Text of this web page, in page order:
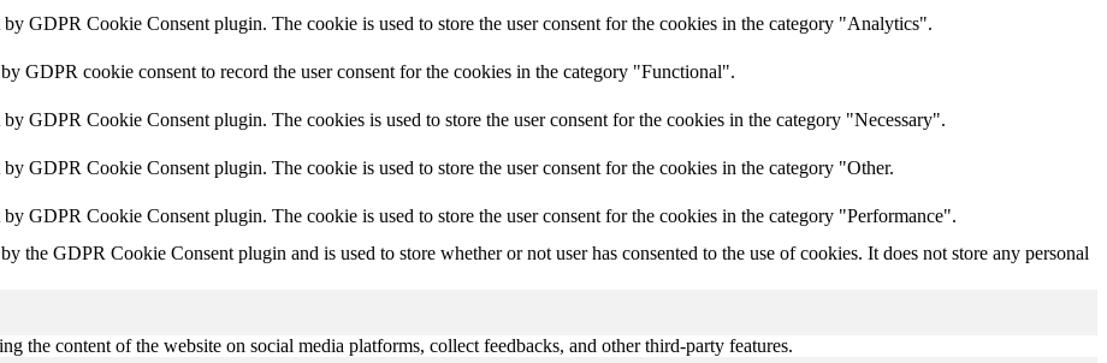
GDPR Cookie Consent plugin. The cookie is used to store the user consent for the cookies in the category "Analytics".
GDPR cookie consent to record the user consent for the cookies in the category "Functional".
GDPR Cookie Consent plugin. The cookies is used to store the user consent for the cookies in the category "Necessary".
GDPR Cookie Consent plugin. The cookie is used to store the user consent for the cookies in the category "Other.
GDPR Cookie Consent plugin. The cookie is used to store the user consent for the cookies in the category "Performance".
the GDPR Cookie Consent plugin and is used to store whether or not user has consented to the use of cookies. It does not store any personal
the content of the website on social media platforms, collect feedbacks, and other third-party features.